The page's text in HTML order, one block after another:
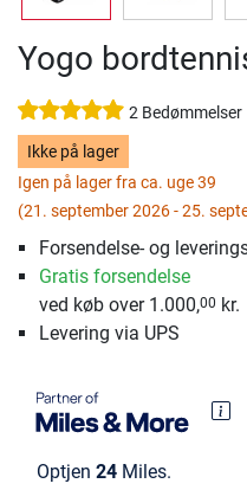
Yogo
2 Bedømmelser
Ikke på lager
Igen på lager fra ca. uge 39
(21. september 2026 - 25.
Forsendelse- og
Gratis forsendelse
ved køb over 1.000,00 kr.
Levering via UPS
Optjen 24 Miles.